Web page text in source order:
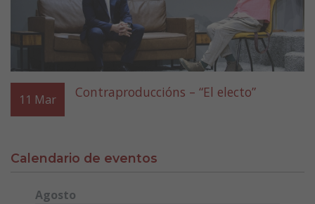
11 Mar Contraproduccións – “El electo”
Calendario de eventos
Agosto